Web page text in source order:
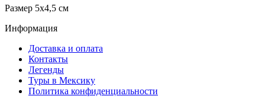
Размер 5х4,5 см
Информация
Доставка и оплата
Контакты
Легенды
Туры в Мексику
Политика конфиденциальности